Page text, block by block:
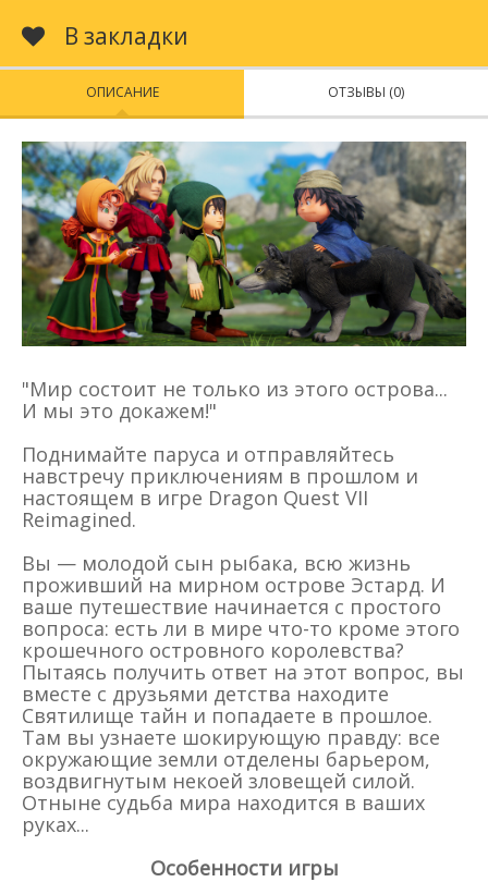
В закладки
ОПИСАНИЕ ОТЗЫВЫ (0)
"Мир состоит не только из этого острова...
И мы это докажем!"
Поднимайте паруса и отправляйтесь
навстречу приключениям в прошлом и
настоящем в игре Dragon Quest VII
Reimagined.
Вы — молодой сын рыбака, всю жизнь
проживший на мирном острове Эстард. И
ваше путешествие начинается с простого
вопроса: есть ли в мире что-то кроме этого
крошечного островного королевства?
Пытаясь получить ответ на этот вопрос, вы
вместе с друзьями детства находите
Святилище тайн и попадаете в прошлое.
Там вы узнаете шокирующую правду: все
окружающие земли отделены барьером,
воздвигнутым некоей зловещей силой.
Отныне судьба мира находится в ваших
руках...
Особенности игры